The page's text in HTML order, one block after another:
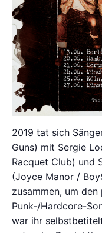
2019 tat sich
Guns) mit Sergie
Racquet Club) und
(Joyce Manor /
zusammen, um
Punk-/Hardcore-
war ihr